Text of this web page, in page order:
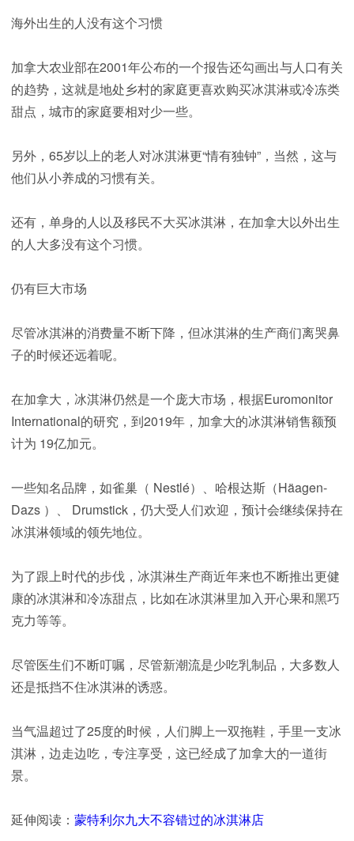
海外出生的人没有这个习惯
加拿大农业部在2001年公布的一个报告还勾画出与人口有关
的趋势，这就是地处乡村的家庭更喜欢购买冰淇淋或冷冻类
甜点，城市的家庭要相对少一些。
另外，65岁以上的老人对冰淇淋更“情有独钟”，当然，这与
他们从小养成的习惯有关。
还有，单身的人以及移民不大买冰淇淋，在加拿大以外出生
的人大多没有这个习惯。
仍有巨大市场
尽管冰淇淋的消费量不断下降，但冰淇淋的生产商们离哭鼻
子的时候还远着呢。
在加拿大，冰淇淋仍然是一个庞大市场，根据Euromonitor
International的研究，到2019年，加拿大的冰淇淋销售额预
计为 19亿加元。
一些知名品牌，如雀巢（ Nestlé）、哈根达斯（Häagen-
Dazs ）、 Drumstick，仍大受人们欢迎，预计会继续保持在
冰淇淋领域的领先地位。
为了跟上时代的步伐，冰淇淋生产商近年来也不断推出更健
康的冰淇淋和冷冻甜点，比如在冰淇淋里加入开心果和黑巧
克力等等。
尽管医生们不断叮嘱，尽管新潮流是少吃乳制品，大多数人
还是抵挡不住冰淇淋的诱惑。
当气温超过了25度的时候，人们脚上一双拖鞋，手里一支冰
淇淋，边走边吃，专注享受，这已经成了加拿大的一道街
景。
延伸阅读： 蒙特利尔九大不容错过的冰淇淋店